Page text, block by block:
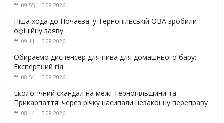
09:55 | 5.08.2026
Піша хода до Почаєва: у Тернопільській ОВА зробили
офіційну заяву
09:11 | 5.08.2026
Обираємо диспенсер для пива для домашнього бару:
Експертний гід
08:54 | 5.08.2026
Екологічний скандал на межі Тернопільщини та
Прикарпаття: через річку насипали незаконну переправу
08:44 | 5.08.2026